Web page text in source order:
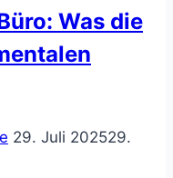
Was die
29. Juli 202529.